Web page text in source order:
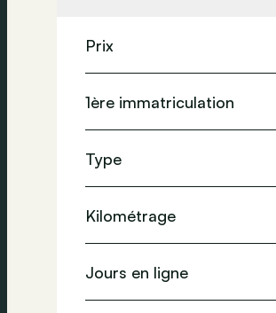
Prix
1ère immatriculation
Type
Kilométrage
Jours en ligne